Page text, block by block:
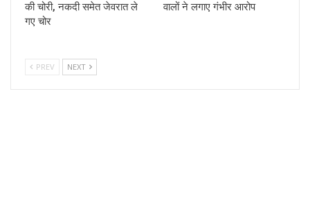
की चोरी, नकदी समेत जेवरात ले
गए चोर
वालों ने लगाए गंभीर आरोप
PREV NEXT